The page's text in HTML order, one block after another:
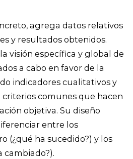
agrega datos relativos
y resultados obtenidos.
visión específica y global de
a cabo en favor de la
indicadores cualitativos y
comunes que hacen
objetiva. Su diseño
entre los
(¿qué ha sucedido?) y los
cambiado?).